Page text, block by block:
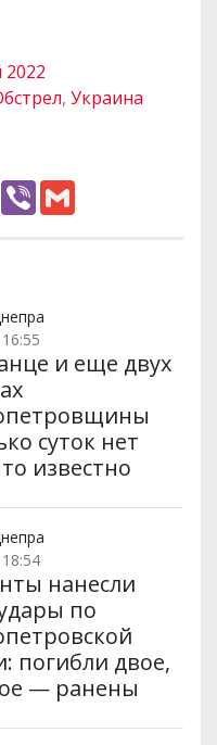
2022
, Украина
W
h
V
и еще двух
суток нет
известно
нанесли
по
погибли двое,
— ранены